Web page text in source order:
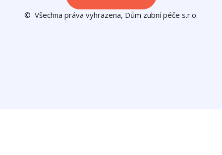
© Všechna práva vyhrazena, Dům zubní péče s.r.o.